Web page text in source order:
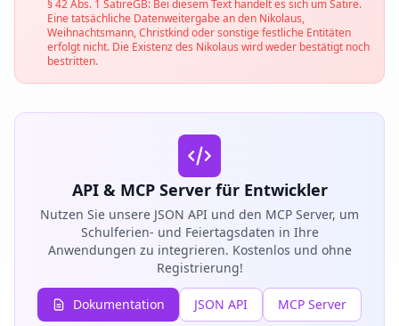
§ 42 Abs. 1 SatireGB: Bei diesem Text handelt es sich um Satire.
Eine tatsächliche Datenweitergabe an den Nikolaus,
Weihnachtsmann, Christkind oder sonstige festliche Entitäten
erfolgt nicht. Die Existenz des Nikolaus wird weder bestätigt noch
bestritten.
API & MCP Server für Entwickler
Nutzen Sie unsere JSON API und den MCP Server, um
Schulferien- und Feiertagsdaten in Ihre
Anwendungen zu integrieren. Kostenlos und ohne
Registrierung!
Dokumentation JSON API MCP Server